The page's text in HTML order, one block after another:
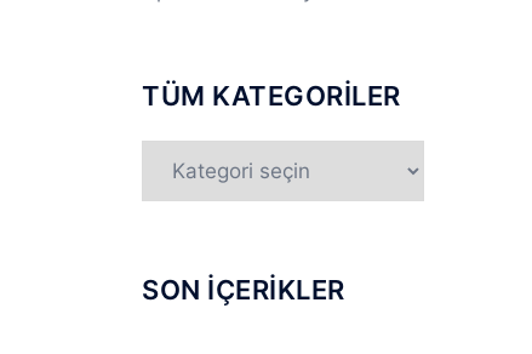
TÜM KATEGORİLER
KATEGORİLER
SON İÇERİKLER